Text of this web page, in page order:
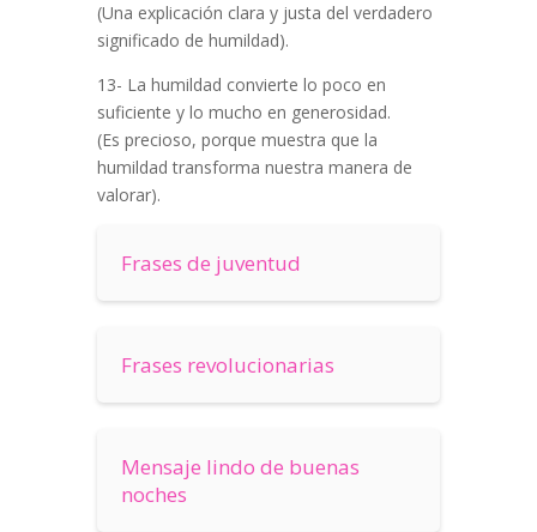
(Una explicación clara y justa del verdadero
significado de humildad).
13- La humildad convierte lo poco en
suficiente y lo mucho en generosidad.
(Es precioso, porque muestra que la
humildad transforma nuestra manera de
valorar).
Frases de juventud
Frases revolucionarias
Mensaje lindo de buenas
noches